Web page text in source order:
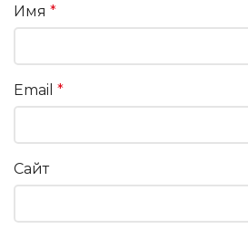
Имя *
Email *
Сайт